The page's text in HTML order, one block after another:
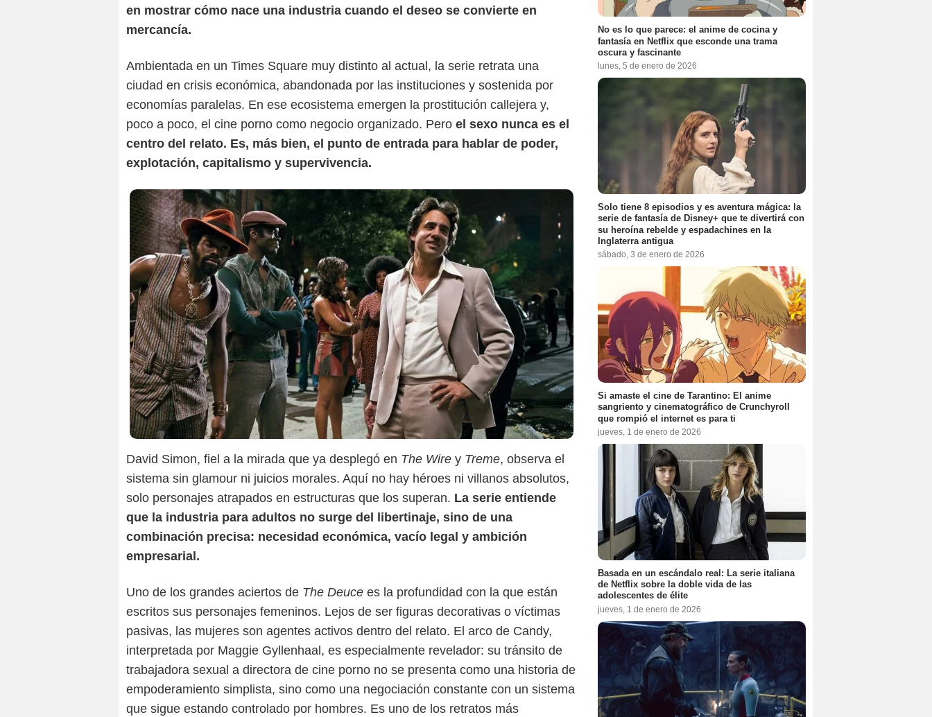
en mostrar cómo nace una industria cuando el deseo se convierte en
mercancía.
Ambientada en un Times Square muy distinto al actual, la serie retrata una
ciudad en crisis económica, abandonada por las instituciones y sostenida por
economías paralelas. En ese ecosistema emergen la prostitución callejera y,
poco a poco, el cine porno como negocio organizado. Pero el sexo nunca es el
centro del relato. Es, más bien, el punto de entrada para hablar de poder,
explotación, capitalismo y supervivencia.
David Simon, fiel a la mirada que ya desplegó en The Wire y Treme, observa el
sistema sin glamour ni juicios morales. Aquí no hay héroes ni villanos absolutos,
solo personajes atrapados en estructuras que los superan. La serie entiende
que la industria para adultos no surge del libertinaje, sino de una
combinación precisa: necesidad económica, vacío legal y ambición
empresarial.
Uno de los grandes aciertos de The Deuce es la profundidad con la que están
escritos sus personajes femeninos. Lejos de ser figuras decorativas o víctimas
pasivas, las mujeres son agentes activos dentro del relato. El arco de Candy,
interpretada por Maggie Gyllenhaal, es especialmente revelador: su tránsito de
trabajadora sexual a directora de cine porno no se presenta como una historia de
empoderamiento simplista, sino como una negociación constante con un sistema
que sigue estando controlado por hombres. Es uno de los retratos más
HBO Max
No es lo que parece: el anime de cocina y
fantasía en Netflix que esconde una trama
oscura y fascinante
lunes, 5 de enero de 2026
Solo tiene 8 episodios y es aventura mágica: la
serie de fantasía de Disney+ que te divertirá con
su heroína rebelde y espadachines en la
Inglaterra antigua
sábado, 3 de enero de 2026
Si amaste el cine de Tarantino: El anime
sangriento y cinematográfico de Crunchyroll
que rompió el internet es para ti
jueves, 1 de enero de 2026
Basada en un escándalo real: La serie italiana
de Netflix sobre la doble vida de las
adolescentes de élite
jueves, 1 de enero de 2026